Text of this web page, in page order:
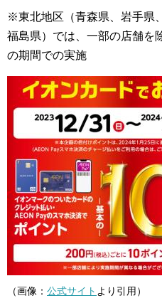
※東北地区（青森県、岩手県
福島県）では、一部の店舗を
の期間での実施
（画像： 公式サイト より引用）